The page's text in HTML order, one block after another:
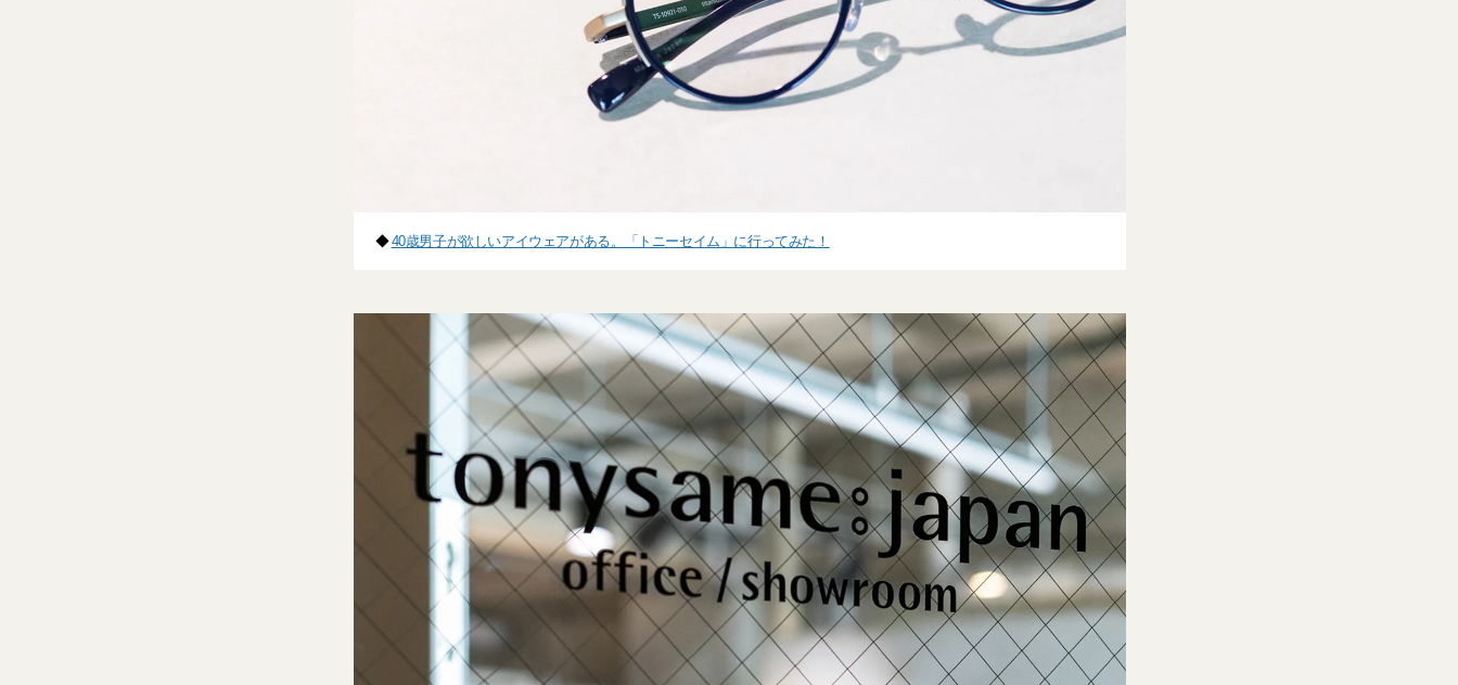
◆40歳男子が欲しいアイウェアがある。「トニーセイム」に行ってみた！